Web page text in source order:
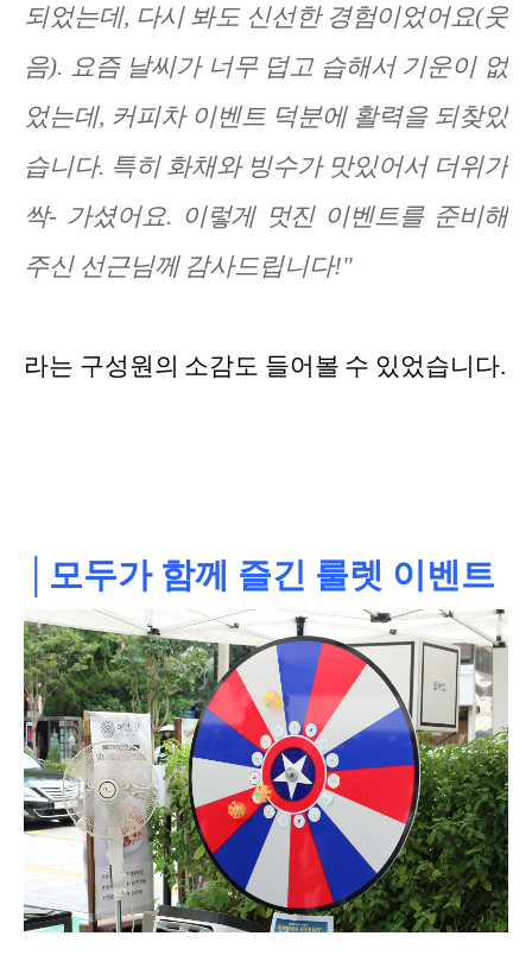
되었는데, 다시 봐도 신선한 경험이었어요(웃
음). 요즘 날씨가 너무 덥고 습해서 기운이 없
었는데, 커피차 이벤트 덕분에 활력을 되찾았
습니다. 특히 화채와 빙수가 맛있어서 더위가
싹- 가셨어요. 이렇게 멋진 이벤트를 준비해
주신 선근님께 감사드립니다!"
라는 구성원의 소감도 들어볼 수 있었습니다.
│모두가 함께 즐긴 룰렛 이벤트